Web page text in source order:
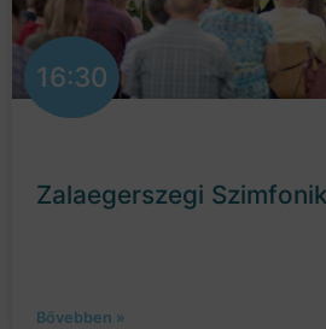
16:30
Zalaegerszegi
Bővebben »